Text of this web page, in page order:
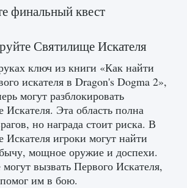
текстовую ошибку
интерфейса Delta
1 945 0
финальный квест
Святилище Искателя
ключ из книги «Как найти
искателя в Dragon's Dogma 2»,
могут разблокировать
Эта область полна
но награда стоит риска. В
игроки могут найти
мощное оружие и доспехи.
вызвать Первого Искателя,
им в бою.